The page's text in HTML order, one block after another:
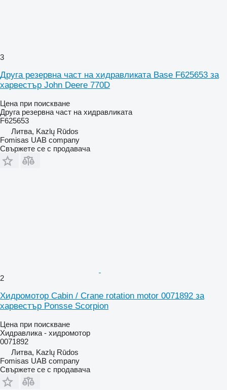
3
Друга резервна част на хидравликата Base F625653 за
харвестър John Deere 770D
Цена при поискване
Друга резервна част на хидравликата
F625653
Литва, Kazlų Rūdos
Fomisas UAB company
Свържете се с продавача
2
Хидромотор Cabin / Crane rotation motor 0071892 за
харвестър Ponsse Scorpion
Цена при поискване
Хидравлика - хидромотор
0071892
Литва, Kazlų Rūdos
Fomisas UAB company
Свържете се с продавача